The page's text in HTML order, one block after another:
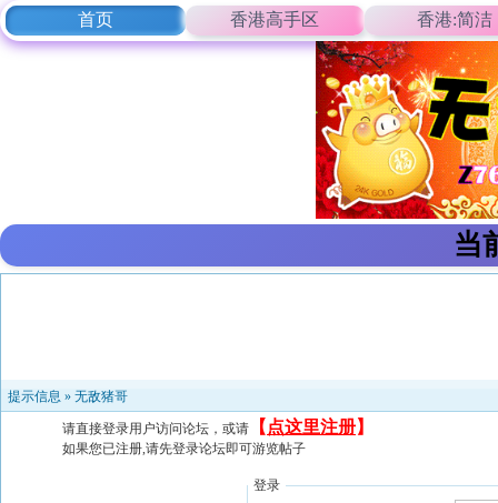
首页 香港高手区 香港:简洁
当
提示信息 » 无敌猪哥
请直接登录用户访问论坛，或请 【 点这里注册】
如果您已注册,请先登录论坛即可游览帖子
登录